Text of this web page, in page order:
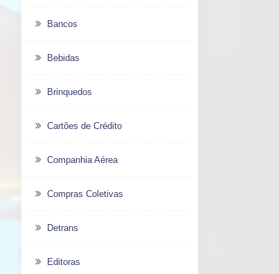
Bancos
Bebidas
Brinquedos
Cartões de Crédito
Companhia Aérea
Compras Coletivas
Detrans
Editoras